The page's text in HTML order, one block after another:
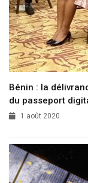
Bénin : la
du passeport
1 août 2020